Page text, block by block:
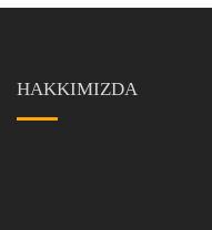
HAKKIMIZDA